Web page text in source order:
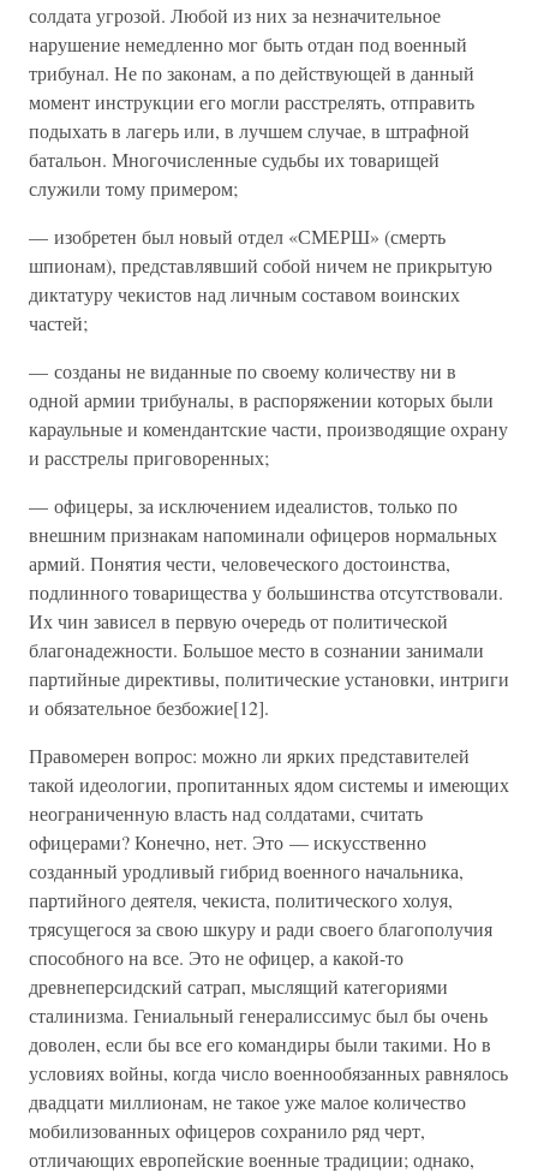
солдата угрозой. Любой из них за незначительное
нарушение немедленно мог быть отдан под военный
трибунал. Не по законам, а по действующей в данный
момент инструкции его могли расстрелять, отправить
подыхать в лагерь или, в лучшем случае, в штрафной
батальон. Многочисленные судьбы их товарищей
служили тому примером;
— изобретен был новый отдел «СМЕРШ» (смерть
шпионам), представлявший собой ничем не прикрытую
диктатуру чекистов над личным составом воинских
частей;
— созданы не виданные по своему количеству ни в
одной армии трибуналы, в распоряжении которых были
караульные и комендантские части, производящие охрану
и расстрелы приговоренных;
— офицеры, за исключением идеалистов, только по
внешним признакам напоминали офицеров нормальных
армий. Понятия чести, человеческого достоинства,
подлинного товарищества у большинства отсутствовали.
Их чин зависел в первую очередь от политической
благонадежности. Большое место в сознании занимали
партийные директивы, политические установки, интриги
и обязательное безбожие[12].
Правомерен вопрос: можно ли ярких представителей
такой идеологии, пропитанных ядом системы и имеющих
неограниченную власть над солдатами, считать
офицерами? Конечно, нет. Это — искусственно
созданный уродливый гибрид военного начальника,
партийного деятеля, чекиста, политического холуя,
трясущегося за свою шкуру и ради своего благополучия
способного на все. Это не офицер, а какой-то
древнеперсидский сатрап, мыслящий категориями
сталинизма. Гениальный генералиссимус был бы очень
доволен, если бы все его командиры были такими. Но в
условиях войны, когда число военнообязанных равнялось
двадцати миллионам, не такое уже малое количество
мобилизованных офицеров сохранило ряд черт,
отличающих европейские военные традиции; однако,